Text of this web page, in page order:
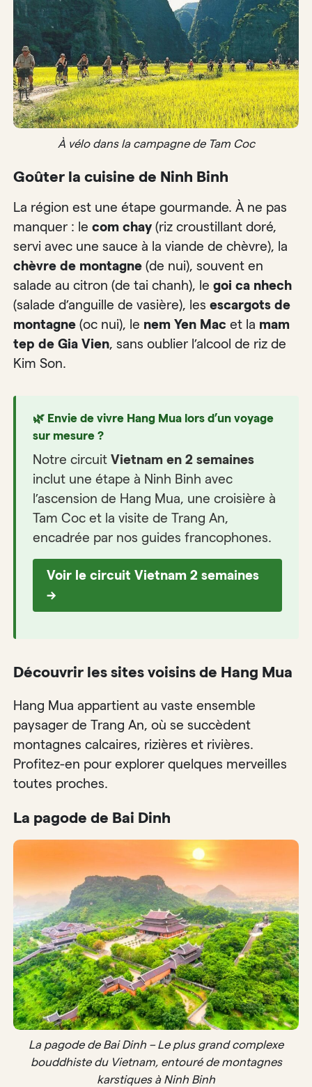
À vélo dans la campagne de Tam Coc
Goûter la cuisine de Ninh Binh
La région est une étape gourmande. À ne pas
manquer : lecom chay (riz croustillant doré,
servi avec une sauce à la viande de chèvre), la
chèvre de montagne (de nui), souvent en
salade au citron (de tai chanh), legoi ca nhech
(salade d’anguille de vasière), lesescargots de
montagne (oc nui), le nem Yen Mac et la mam
tep de Gia Vien, sans oublier l’alcool de riz de
Kim Son.
🌿 Envie de vivre Hang Mua lors d’un voyage
sur mesure ?
Notre circuitVietnam en 2 semaines
inclut une étape à Ninh Binh avec
l’ascension de Hang Mua, une croisière à
Tam Coc et la visite de Trang An,
encadrée par nos guides francophones.
Voir le circuit Vietnam 2 semaines
→
Découvrir les sites voisins de Hang Mua
Hang Mua appartient au vaste ensemble
paysager de Trang An, où se succèdent
montagnes calcaires, rizières et rivières.
Profitez-en pour explorer quelques merveilles
toutes proches.
La pagode de Bai Dinh
La pagode de Bai Dinh – Le plus grand complexe
bouddhiste du Vietnam, entouré de montagnes
karstiques à Ninh Binh